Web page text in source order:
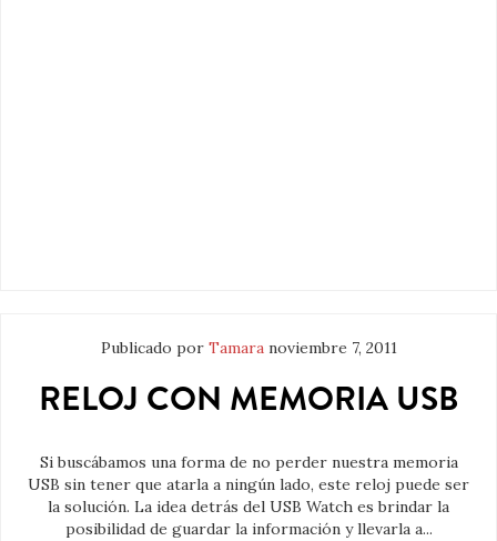
Publicado por Tamara noviembre 7, 2011
RELOJ CON MEMORIA USB
Si buscábamos una forma de no perder nuestra memoria
USB sin tener que atarla a ningún lado, este reloj puede ser
la solución. La idea detrás del USB Watch es brindar la
posibilidad de guardar la información y llevarla a...